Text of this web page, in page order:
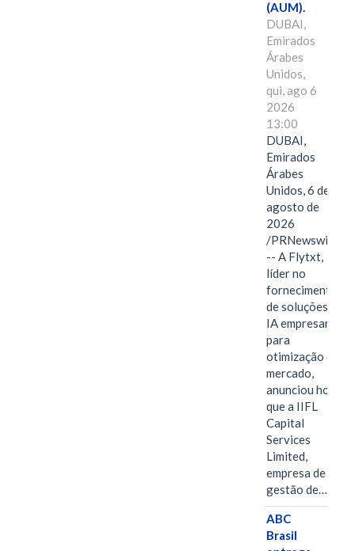
(AUM).
DUBAI,
Emirados
Árabes
Unidos,
qui, ago 6
2026
13:00
DUBAI,
Emirados
Árabes
Unidos, 6 de
agosto de
2026
/PRNewswire/
-- A Flytxt,
líder no
fornecimento
de soluções de
IA empresarial
para
otimização de
mercado,
anunciou hoje
que a IIFL
Capital
Services
Limited,
empresa de
gestão de…
ABC
Brasil